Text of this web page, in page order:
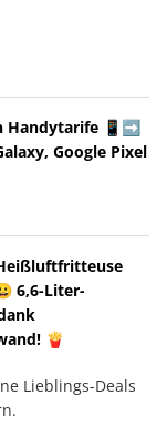
Handytarife 📱➡️
Google Pixel
6,6-Liter-
🍟
Lieblings-Deals